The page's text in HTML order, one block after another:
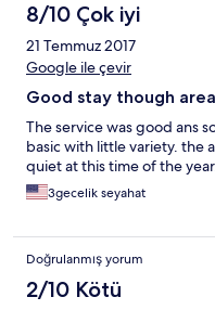
8/10 Çok iyi
21 Temmuz 2017
Google ile çevir
Good stay though
The service was good ans
basic with little variety. the
quiet at this time of the
3gecelik seyahat
Doğrulanmış yorum
2/10 Kötü